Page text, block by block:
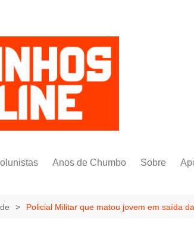
Saldida
Anos de Chumbo Sobre
Policial Militar que matou jovem em saída